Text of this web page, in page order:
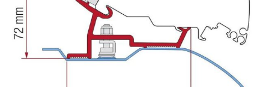
Dachmarkise
passend
für
F65/F80
Ducato/Jumper/Boxer